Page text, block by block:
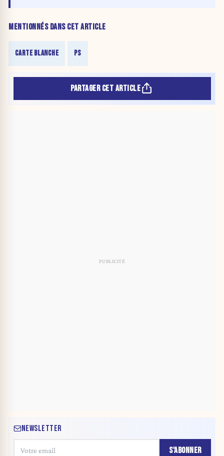
MENTIONNÉS DANS CET ARTICLE
CARTE BLANCHE PS
PARTAGER CET ARTICLE
NEWSLETTER
S'ABONNER